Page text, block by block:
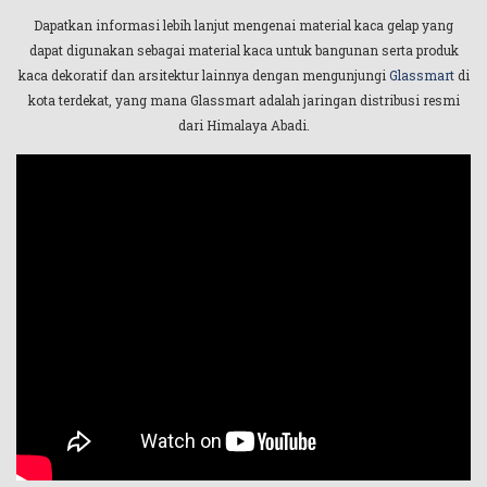
Dapatkan informasi lebih lanjut mengenai material kaca gelap yang
dapat digunakan sebagai material kaca untuk bangunan serta produk
kaca dekoratif dan arsitektur lainnya dengan mengunjungiGlassmartdi
kota terdekat, yang mana Glassmart adalah jaringan distribusi resmi
dari Himalaya Abadi.